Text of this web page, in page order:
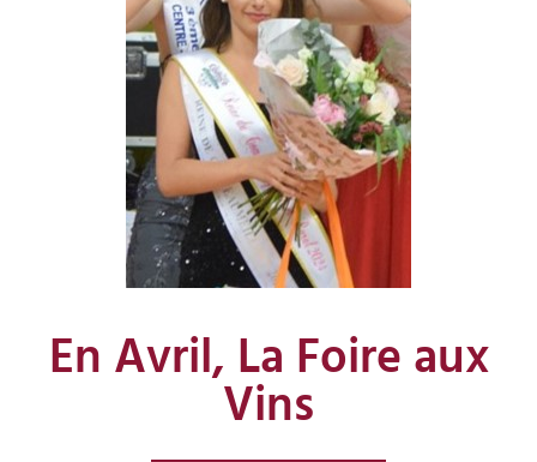
En Avril, La Foire aux
Vins